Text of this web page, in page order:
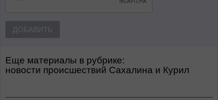
ДОБАВИТЬ
Еще материалы в рубрике:
Новости происшествий Сахалина и Курил